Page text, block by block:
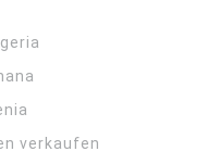
verkaufen